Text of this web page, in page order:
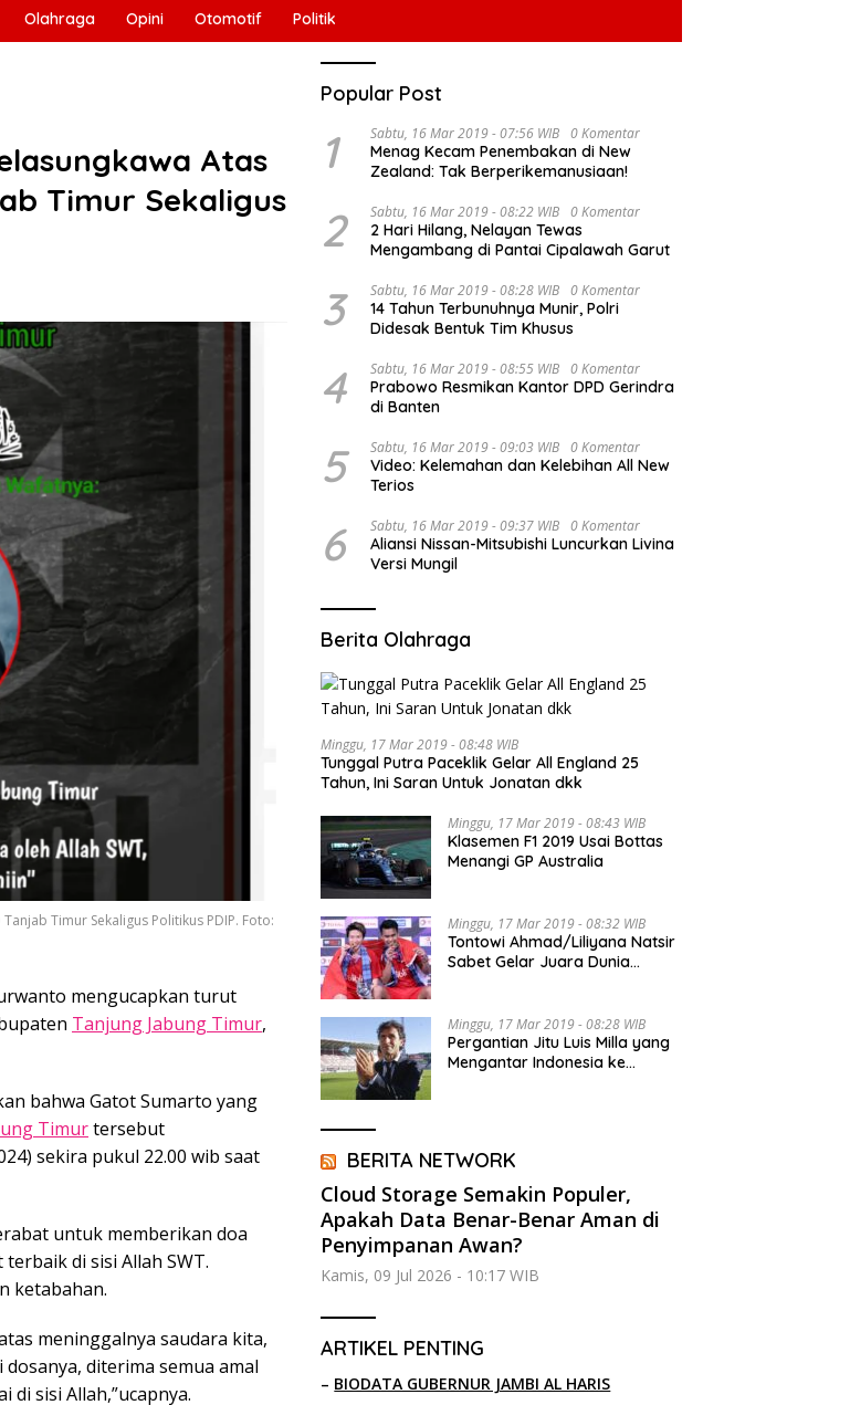
Olahraga Opini Otomotif Politik
Atas
Timur Sekaligus
Timur Sekaligus Politikus PDIP. Foto:
mengucapkan turut
Tanjung Jabung Timur,
bahwa Gatot Sumarto yang
Timurtersebut
sekira pukul 22.00 wib saat
untuk memberikan doa
di sisi Allah SWT.
ketabahan.
meninggalnya saudara kita,
diterima semua amal
sisi Allah,”ucapnya.
Popular Post
1 Sabtu, 16 Mar 2019 - 07:56 WIB 0 Komentar
Menag Kecam Penembakan di New
Zealand: Tak Berperikemanusiaan!
2 Sabtu, 16 Mar 2019 - 08:22 WIB 0 Komentar
2 Hari Hilang, Nelayan Tewas
Mengambang di Pantai Cipalawah Garut
3 Sabtu, 16 Mar 2019 - 08:28 WIB 0 Komentar
14 Tahun Terbunuhnya Munir, Polri
Didesak Bentuk Tim Khusus
4 Sabtu, 16 Mar 2019 - 08:55 WIB 0 Komentar
Prabowo Resmikan Kantor DPD Gerindra
di Banten
5 Sabtu, 16 Mar 2019 - 09:03 WIB 0 Komentar
Video: Kelemahan dan Kelebihan All New
Terios
6 Sabtu, 16 Mar 2019 - 09:37 WIB 0 Komentar
Aliansi Nissan-Mitsubishi Luncurkan Livina
Versi Mungil
Berita Olahraga
Minggu, 17 Mar 2019 - 08:48 WIB
Tunggal Putra Paceklik Gelar All England 25
Tahun, Ini Saran Untuk Jonatan dkk
Minggu, 17 Mar 2019 - 08:43 WIB
Klasemen F1 2019 Usai Bottas
Menangi GP Australia
Minggu, 17 Mar 2019 - 08:32 WIB
Tontowi Ahmad/Liliyana Natsir
Sabet Gelar Juara Dunia
Minggu, 17 Mar 2019 - 08:28 WIB
Pergantian Jitu Luis Milla yang
Mengantar Indonesia ke
BERITA NETWORK
Cloud Storage Semakin Populer,
Apakah Data Benar-Benar Aman di
Penyimpanan Awan?
Kamis, 09 Jul 2026 - 10:17 WIB
ARTIKEL PENTING
– BIODATA GUBERNUR JAMBI AL HARIS